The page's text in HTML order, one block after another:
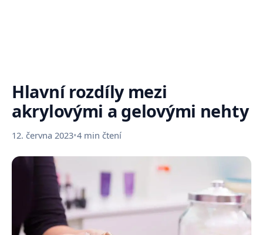
Hlavní rozdíly mezi
akrylovými a gelovými nehty
12. června 2023•4 min čtení